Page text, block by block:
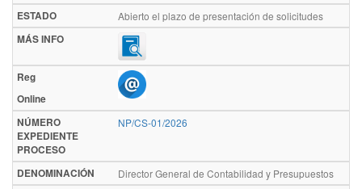
ESTADO
Abierto el plazo de presentación de solicitudes
MÁS INFO
Reg
Online
NÚMERO
EXPEDIENTE
PROCESO
NP/CS-01/2026
DENOMINACIÓN
Director General de Contabilidad y Presupuestos